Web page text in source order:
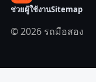
ช่วยผู้ใช้งานSitemap
© 2026 รถมือสอง